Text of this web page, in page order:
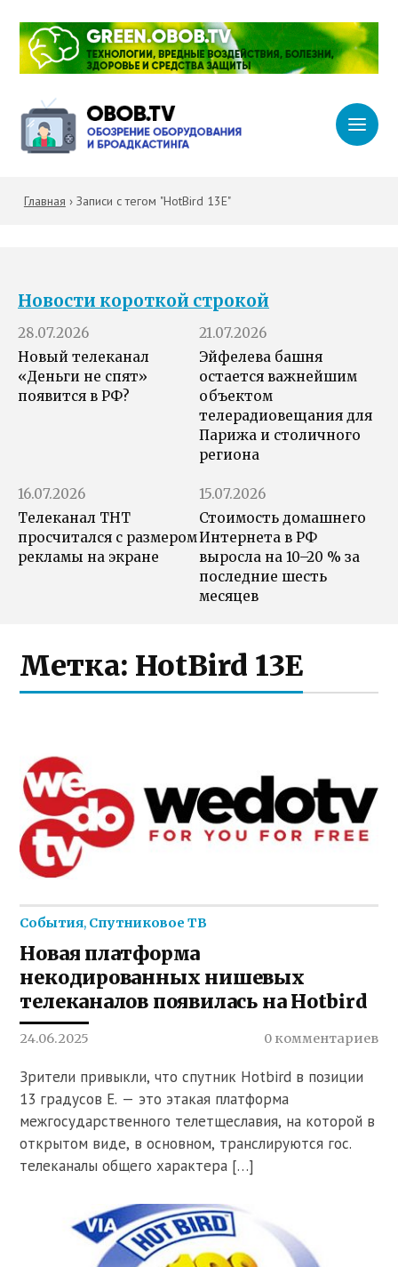
Главная › Записи с тегом "HotBird 13E"
Новости короткой строкой
28.07.2026
Новый телеканал
«Деньги не спят»
появится в РФ?
21.07.2026
Эйфелева башня
остается важнейшим
объектом
телерадиовещания для
Парижа и столичного
региона
16.07.2026
Телеканал ТНТ
просчитался с размером
рекламы на экране
15.07.2026
Стоимость домашнего
Интернета в РФ
выросла на 10–20 % за
последние шесть
месяцев
Метка: HotBird 13E
События, Спутниковое ТВ
Новая платформа
некодированных нишевых
телеканалов появилась на Hotbird
24.06.2025 0 комментариев
Зрители привыкли, что спутник Hotbird в позиции
13 градусов E. — это этакая платформа
межгосударственного телетщеславия, на которой в
открытом виде, в основном, транслируются гос.
телеканалы общего характера […]